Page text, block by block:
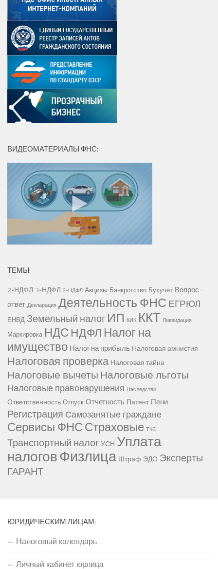
ВИДЕОМАТЕРИАЛЫ ФНС:
ТЕМЫ:
2-НДФЛ 3-НДФЛ 6-НДФЛ Акцизы Банкротство Бухучет Вопрос-
ответ Декларация Деятельность ФНС ЕГРЮЛ
ЕНВД Земельный налог ИП КИК ККТ Ликвидация
Маркировка НДС НДФЛ Налог на
имущество Налог на прибыль Налоговая амнистия
Налоговая проверка Налоговая тайна
Налоговые вычетыНалоговые льготы
Налоговые правонарушения Наследство
Ответственность Отпуск Отчетность Патент Пени
Регистрация Самозанятые граждане
Сервисы ФНССтраховые ТКС
Транспортный налогУСН Уплата
налоговФизлица Штраф ЭДО Эксперты
ГАРАНТ
ЮРИДИЧЕСКИМ ЛИЦАМ:
Налоговый календарь
Личный кабинет юрлица